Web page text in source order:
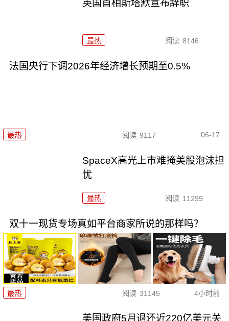
英国首相斯塔默宣布辞职
最热 阅读 8146
法国央行下调2026年经济增长预期至0.5%
最热 阅读 9117 06-17
SpaceX高光上市难掩美股泡沫担
忧
最热 阅读 11299
双十一现货专场真如平台商家所说的那样吗？
最热 阅读 31145 4小时前
美国政府5月退还近220亿美元关